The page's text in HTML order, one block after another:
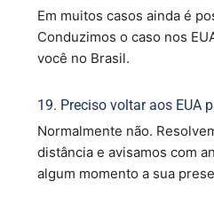
Em muitos casos ainda é
Conduzimos o caso nos
você no Brasil.
19. Preciso voltar aos EUA
Normalmente não.
distância e avisamos com
algum momento a sua